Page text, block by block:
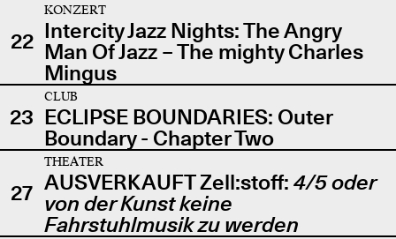
22
KONZERT
Intercity Jazz Nights: The Angry
Man Of Jazz – The mighty Charles
Mingus
23
CLUB
ECLIPSE BOUNDARIES: Outer
Boundary - Chapter Two
27
THEATER
AUSVERKAUFT Zell:stoff: 4/5 oder
von der Kunst keine
Fahrstuhlmusik zu werden